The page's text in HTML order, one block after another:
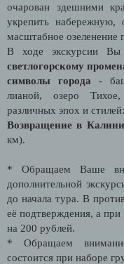
очарован здешними
укрепить набережную,
масштабное озеленение
В ходе экскурсии Вы
светлогорскому
символы города -
лианой, озеро
различных эпох и
Возвращение в
км).
* Обращаем Ваше
дополнительной
до начала тура. В
её подтверждения, а при
на 200 рублей.
* Обращаем
состоится при наборе